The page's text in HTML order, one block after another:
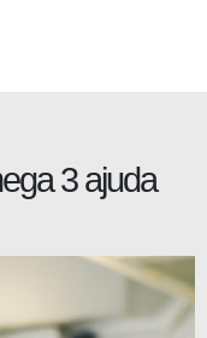
3 ajuda